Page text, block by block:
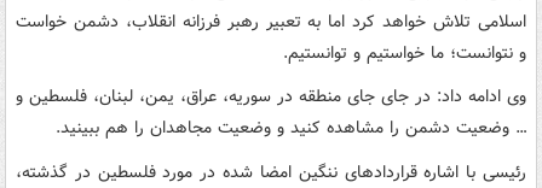
اسلامی تلاش خواهد کرد اما به تعبیر رهبر فرزانه انقلاب، دشمن خواست
و نتوانست؛ ما خواستیم و توانستیم.
وی ادامه داد: در جای جای منطقه در سوریه، عراق، یمن، لبنان، فلسطین و
… وضعیت دشمن را مشاهده کنید و وضعیت مجاهدان را هم ببینید.
رئیسی با اشاره قراردادهای ننگین امضا شده در مورد فلسطین در گذشته،